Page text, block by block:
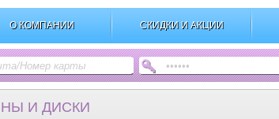
О КОМПАНИИ СКИДКИ И АКЦИИ
И ДИСКИ